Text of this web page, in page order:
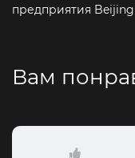
предприятия Beijing
Вам